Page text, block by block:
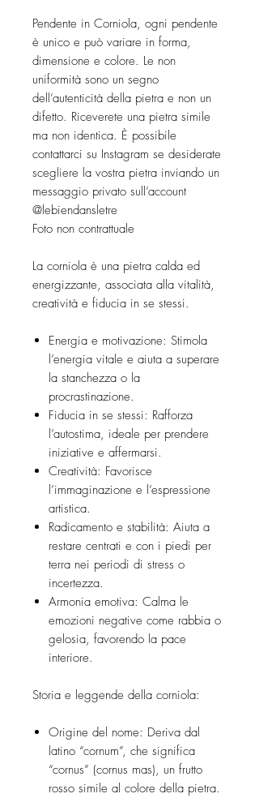
Pendente in Corniola, ogni pendente
è unico e può variare in forma,
dimensione e colore. Le non
uniformità sono un segno
dell’autenticità della pietra e non un
difetto. Riceverete una pietra simile
ma non identica. È possibile
contattarci su Instagram se desiderate
scegliere la vostra pietra inviando un
messaggio privato sull’account
@lebiendansletre
Foto non contrattuale
La corniola è una pietra calda ed
energizzante, associata alla vitalità,
creatività e fiducia in se stessi.
Energia e motivazione: Stimola
l’energia vitale e aiuta a superare
la stanchezza o la
procrastinazione.
Fiducia in se stessi: Rafforza
l’autostima, ideale per prendere
iniziative e affermarsi.
Creatività: Favorisce
l’immaginazione e l’espressione
artistica.
Radicamento e stabilità: Aiuta a
restare centrati e con i piedi per
terra nei periodi di stress o
incertezza.
Armonia emotiva: Calma le
emozioni negative come rabbia o
gelosia, favorendo la pace
interiore.
Storia e leggende della corniola:
Origine del nome: Deriva dal
latino “cornum”, che significa
“cornus” (cornus mas), un frutto
rosso simile al colore della pietra.